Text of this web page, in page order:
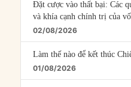
Đặt cược vào thất bại: Các
và khía cạnh chính trị của
02/08/2026
Làm thế nào để kết thúc
01/08/2026